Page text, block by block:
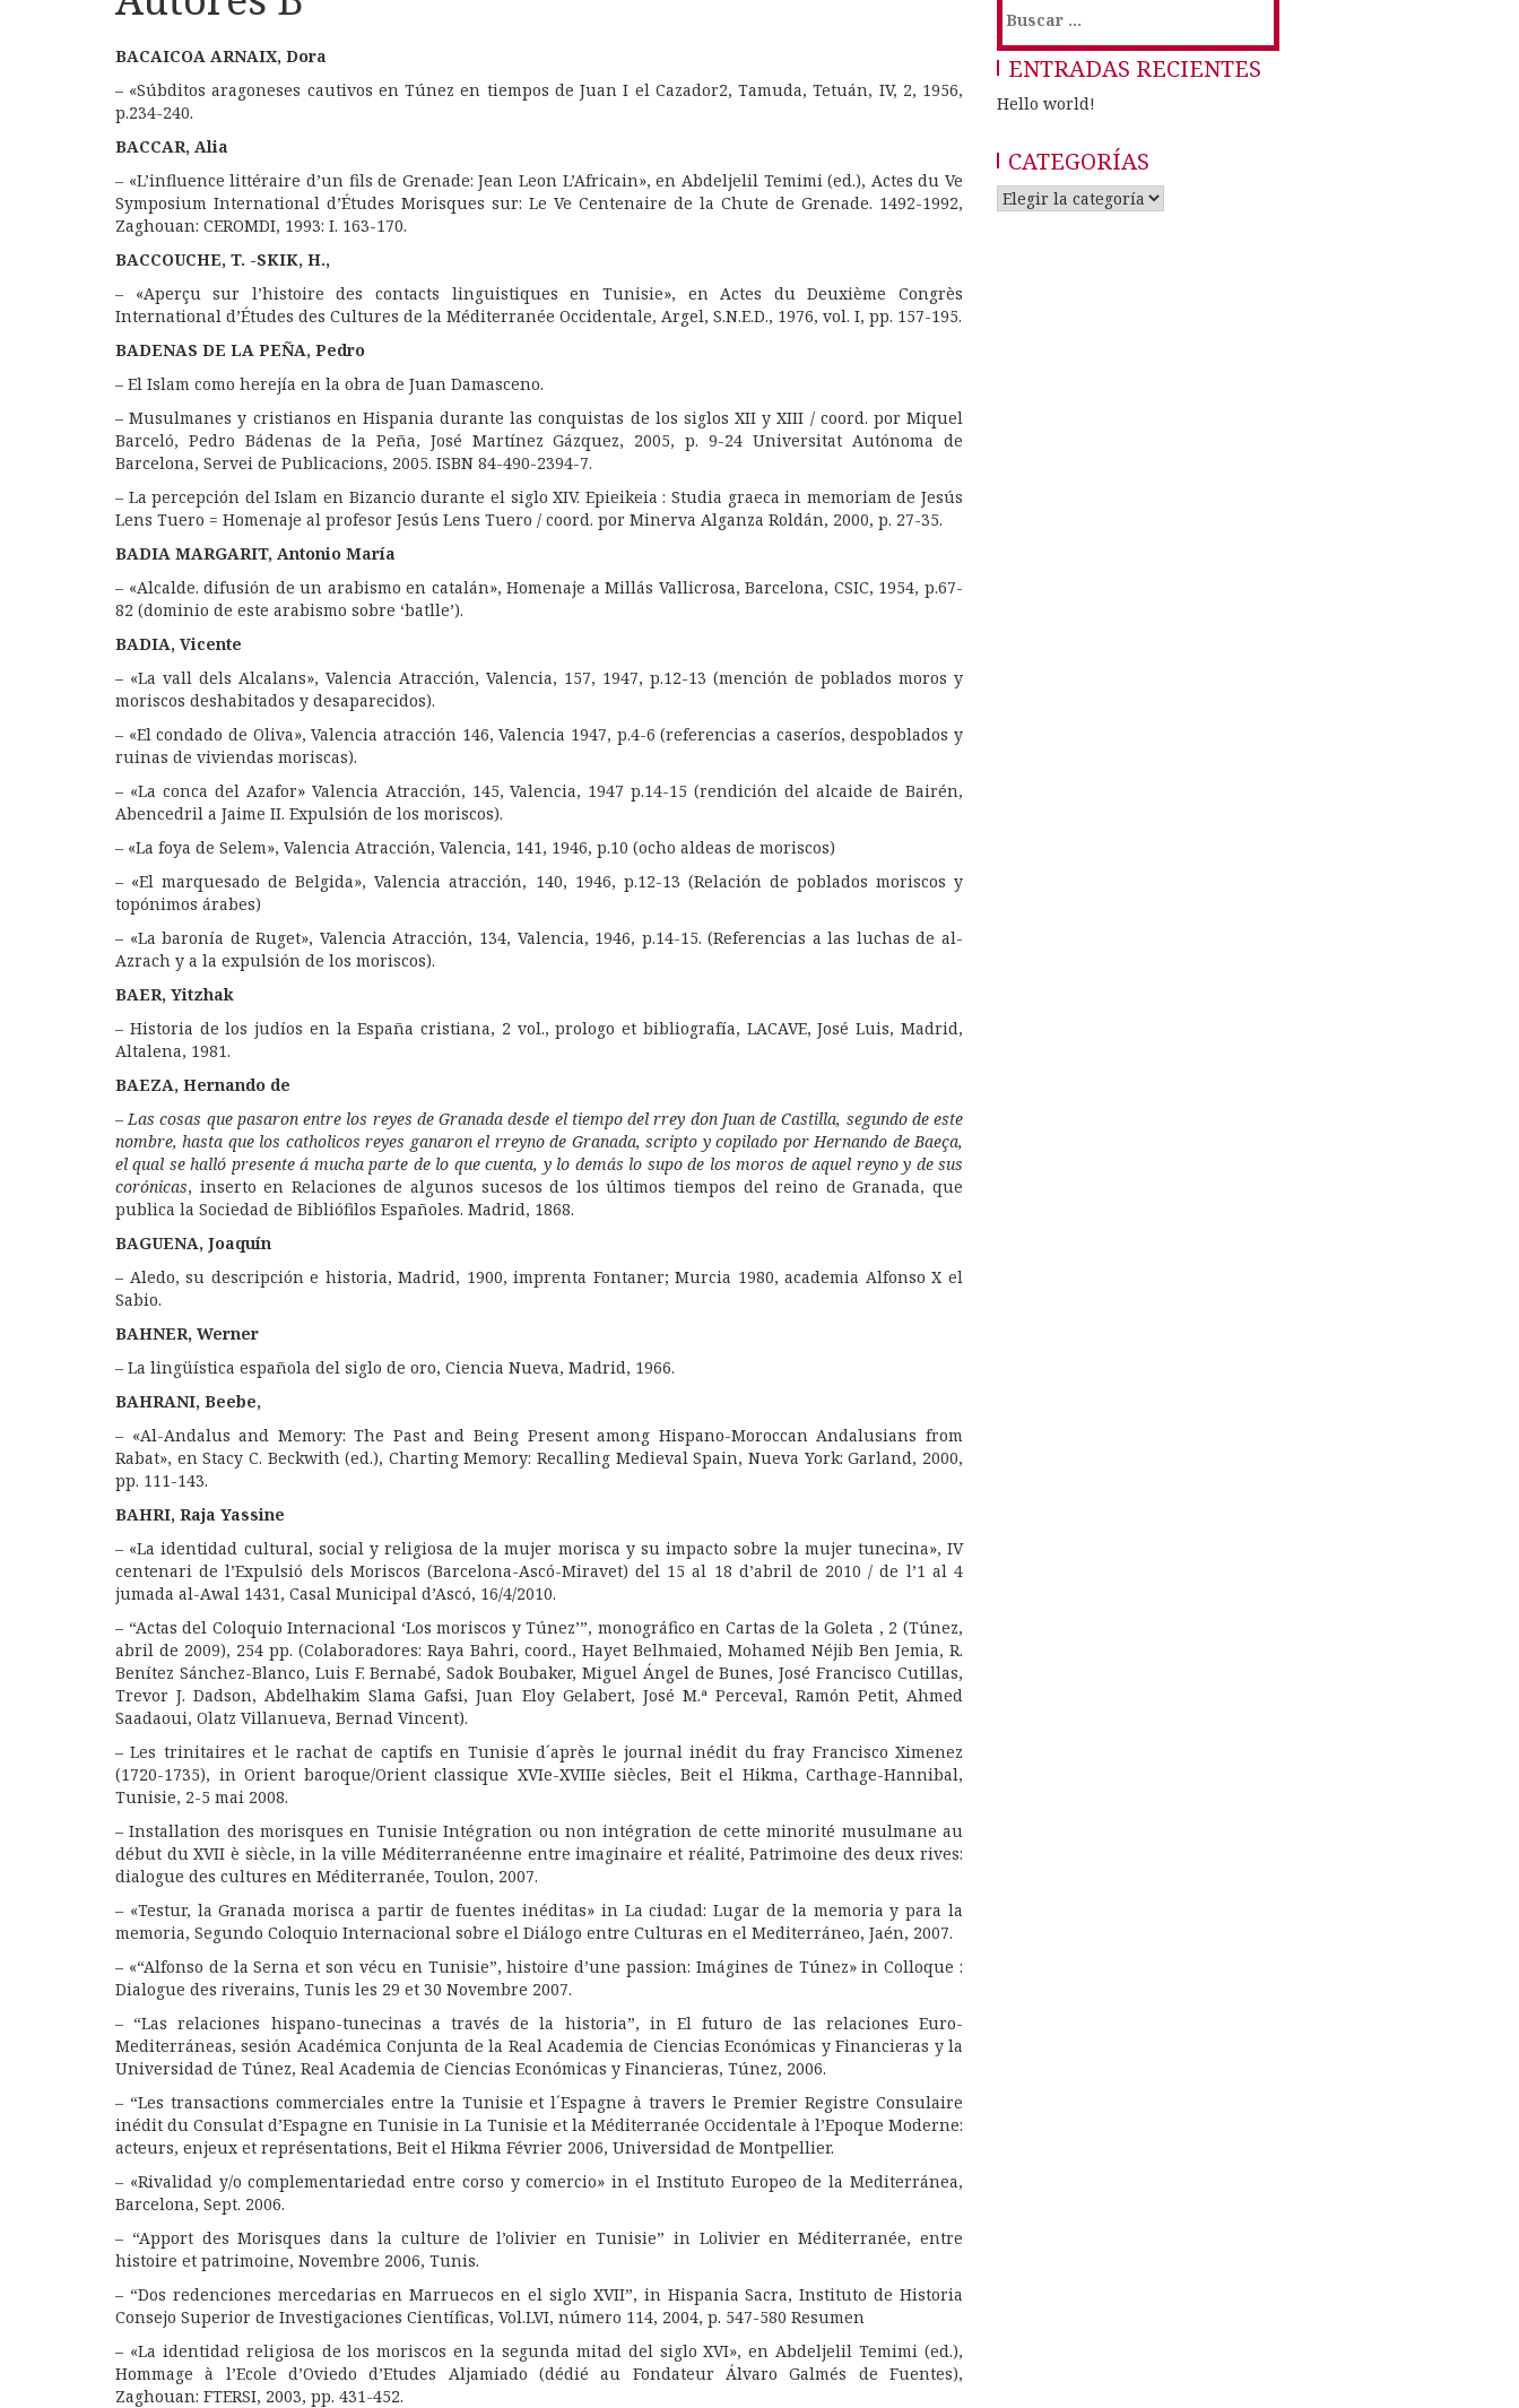
BACAICOA ARNAIX, Dora
– «Súbditos aragoneses cautivos en Túnez en tiempos de Juan I el Cazador2, Tamuda, Tetuán, IV, 2, 1956,
p.234-240.
BACCAR, Alia
– «L’influence littéraire d’un fils de Grenade: Jean Leon L’Africain», en Abdeljelil Temimi (ed.), Actes du Ve
Symposium International d’Études Morisques sur: Le Ve Centenaire de la Chute de Grenade. 1492-1992,
Zaghouan: CEROMDI, 1993: I. 163-170.
BACCOUCHE, T. -SKIK, H.,
– «Aperçu sur l’histoire des contacts linguistiques en Tunisie», en Actes du Deuxième Congrès
International d’Études des Cultures de la Méditerranée Occidentale, Argel, S.N.E.D., 1976, vol. I, pp. 157-195.
BADENAS DE LA PEÑA, Pedro
– El Islam como herejía en la obra de Juan Damasceno.
–Musulmanes y cristianos en Hispania durante las conquistas de los siglos XII y XIII / coord. porMiquel
Barceló, Pedro Bádenas de la Peña, José Martínez Gázquez, 2005, p. 9-24 Universitat Autónoma de
Barcelona, Servei de Publicacions, 2005. ISBN 84-490-2394-7.
– La percepción del Islam en Bizancio durante el siglo XIV. Epieikeia : Studia graeca in memoriam de Jesús
Lens Tuero = Homenaje al profesor Jesús Lens Tuero / coord. por Minerva Alganza Roldán, 2000, p. 27-35.
BADIA MARGARIT, Antonio María
– «Alcalde. difusión de un arabismo en catalán», Homenaje a Millás Vallicrosa, Barcelona, CSIC, 1954, p.67-
82 (dominio de este arabismo sobre ‘batlle’).
BADIA, Vicente
– «La vall dels Alcalans», Valencia Atracción, Valencia, 157, 1947, p.12-13 (mención de poblados moros y
moriscos deshabitados y desaparecidos).
– «El condado de Oliva», Valencia atracción 146, Valencia 1947, p.4-6 (referencias a caseríos, despoblados y
ruinas de viviendas moriscas).
– «La conca del Azafor» Valencia Atracción, 145, Valencia, 1947 p.14-15 (rendición del alcaide de Bairén,
Abencedril a Jaime II. Expulsión de los moriscos).
– «La foya de Selem», Valencia Atracción, Valencia, 141, 1946, p.10 (ocho aldeas de moriscos)
– «El marquesado de Belgida», Valencia atracción, 140, 1946, p.12-13 (Relación de poblados moriscos y
topónimos árabes)
– «La baronía de Ruget», Valencia Atracción, 134, Valencia, 1946, p.14-15. (Referencias a las luchas de al-
Azrach y a la expulsión de los moriscos).
BAER, Yitzhak
– Historia de los judíos en la España cristiana, 2 vol., prologo et bibliografía, LACAVE, José Luis, Madrid,
Altalena, 1981.
BAEZA, Hernando de
–Las cosas que pasaron entre los reyes de Granada desde el tiempo del rrey don Juan de Castilla, segundo de este
nombre, hasta que los catholicos reyes ganaron el rreyno de Granada, scripto y copilado por Hernando de Baeça,
el qual se halló presente á mucha parte de lo que cuenta, y lo demás lo supo de los moros de aquel reyno y de sus
corónicas, inserto en Relaciones de algunos sucesos de los últimos tiempos del reino de Granada, que
publica la Sociedad de Bibliófilos Españoles. Madrid, 1868.
BAGUENA, Joaquín
– Aledo, su descripción e historia, Madrid, 1900, imprenta Fontaner; Murcia 1980, academia Alfonso X el
Sabio.
BAHNER, Werner
– La lingüística española del siglo de oro, Ciencia Nueva, Madrid, 1966.
BAHRANI, Beebe,
– «Al-Andalus and Memory: The Past and Being Present among Hispano-Moroccan Andalusians from
Rabat», en Stacy C. Beckwith (ed.), Charting Memory: Recalling Medieval Spain, Nueva York: Garland, 2000,
pp. 111-143.
BAHRI, Raja Yassine
– «La identidad cultural, social y religiosa de la mujer morisca y su impacto sobre la mujer tunecina», IV
centenari de l’Expulsió dels Moriscos (Barcelona-Ascó-Miravet) del 15 al 18 d’abril de 2010 / de l’1 al 4
jumada al-Awal 1431, Casal Municipal d’Ascó, 16/4/2010.
– “Actas del Coloquio Internacional ‘Los moriscos y Túnez’”, monográfico en Cartas de la Goleta , 2 (Túnez,
abril de 2009), 254 pp. (Colaboradores: Raya Bahri, coord., Hayet Belhmaied, Mohamed Néjib Ben Jemia, R.
Benítez Sánchez-Blanco, Luis F. Bernabé, Sadok Boubaker, Miguel Ángel de Bunes, José Francisco Cutillas,
Trevor J. Dadson, Abdelhakim Slama Gafsi, Juan Eloy Gelabert, José M.ª Perceval, Ramón Petit, Ahmed
Saadaoui, Olatz Villanueva, Bernad Vincent).
– Les trinitaires et le rachat de captifs en Tunisie d´après le journal inédit du fray Francisco Ximenez
(1720-1735), in Orient baroque/Orient classique XVIe-XVIIIe siècles, Beit el Hikma, Carthage-Hannibal,
Tunisie, 2-5 mai 2008.
– Installation des morisques en Tunisie Intégration ou non intégration de cette minorité musulmane au
début du XVII è siècle, in la ville Méditerranéenne entre imaginaire et réalité, Patrimoine des deux rives:
dialogue des cultures en Méditerranée, Toulon, 2007.
– «Testur, la Granada morisca a partir de fuentes inéditas» in La ciudad: Lugar de la memoria y para la
memoria, Segundo Coloquio Internacional sobre el Diálogo entre Culturas en el Mediterráneo, Jaén, 2007.
– «“Alfonso de la Serna et son vécu en Tunisie”, histoire d’une passion: Imágines de Túnez» in Colloque :
Dialogue des riverains, Tunis les 29 et 30 Novembre 2007.
– “Las relaciones hispano-tunecinas a través de la historia”, in El futuro de las relaciones Euro-
Mediterráneas, sesión Académica Conjunta de la Real Academia de Ciencias Económicas y Financieras y la
Universidad de Túnez, Real Academia de Ciencias Económicas y Financieras, Túnez, 2006.
– “Les transactions commerciales entre la Tunisie et l´Espagne à travers le Premier Registre Consulaire
inédit du Consulat d’Espagne en Tunisie in La Tunisie et la Méditerranée Occidentale à l’Epoque Moderne:
acteurs, enjeux et représentations, Beit el Hikma Février 2006, Universidad de Montpellier.
– «Rivalidad y/o complementariedad entre corso y comercio» in el Instituto Europeo de la Mediterránea,
Barcelona, Sept. 2006.
– “Apport des Morisques dans la culture de l’olivier en Tunisie” in Lolivier en Méditerranée, entre
histoire et patrimoine, Novembre 2006, Tunis.
– “Dos redenciones mercedarias en Marruecos en el siglo XVII”, in Hispania Sacra, Instituto de Historia
Consejo Superior de Investigaciones Científicas, Vol.LVI, número 114, 2004, p. 547-580 Resumen
– «La identidad religiosa de los moriscos en la segunda mitad del siglo XVI», en Abdeljelil Temimi (ed.),
Hommage à l’Ecole d’Oviedo d’Etudes Aljamiado (dédié au Fondateur Álvaro Galmés de Fuentes),
Zaghouan: FTERSI, 2003, pp. 431-452.
Buscar:
ENTRADAS RECIENTES
Hello world!
CATEGORÍAS
Categorías